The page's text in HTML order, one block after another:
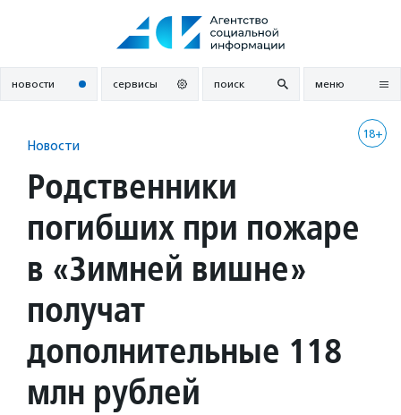
новости сервисы поиск меню
18+
Новости
Родственники
погибших при пожаре
в «Зимней вишне»
получат
дополнительные 118
млн рублей